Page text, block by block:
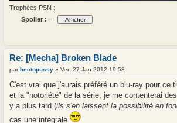
Trophées PSN :
Spoiler : = :
Re: [Mecha] Broken Blade
parhectopussy » Ven 27 Jan 2012 19:58
C'est vrai que j'aurais préféré un blu-ray pour
et la "notoriété" de la série, je me contenterai
y a plus tard (ils s'en laissent la possibilité en
cas une intégrale